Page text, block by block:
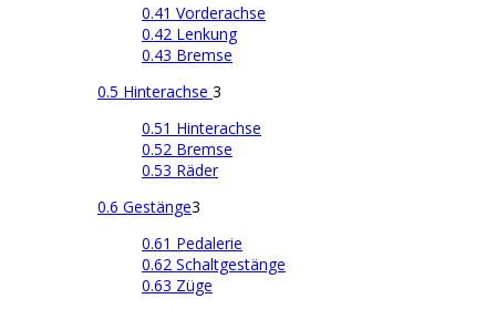
0.41 Vorderachse
0.42 Lenkung
0.43 Bremse
0.5 Hinterachse 3
0.51 Hinterachse
0.52 Bremse
0.53 Räder
0.6 Gestänge3
0.61 Pedalerie
0.62 Schaltgestänge
0.63 Züge